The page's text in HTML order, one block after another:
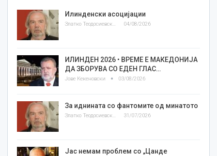
Илинденски асоцијации
Златко Теодосиевски 04/08/2026
ИЛИНДЕН 2026 • ВРЕМЕ Е МАКЕДОНИЈА
ДА ЗБОРУВА СО ЕДЕН ГЛАС…
Јове Кекеновски 03/08/2026
За иднината со фантомите од минатото
Златко Теодосиевски 31/07/2026
Јас немам проблем со „Цанде